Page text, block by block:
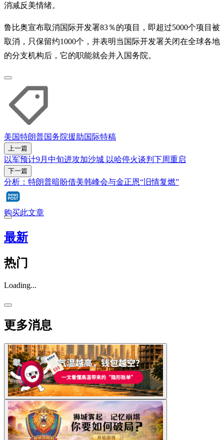
消减反美情绪。
鲁比奥宣布取消国际开发署83％的项目，即超过5000个项目被
取消，只保留约1000个，并表明当国际开发署关闭在全球各地
的分支机构后，它的职能就会并入国务院。
美国特朗普国务院援助国际特稿
上一篇
以军预计9月中旬进攻加沙城 以哈停火谈判下周重启
下一篇
分析：特朗普暗盼借美韩峰会与金正恩“旧情复燃”
购买此文章
最新
热门
Loading...
更多消息